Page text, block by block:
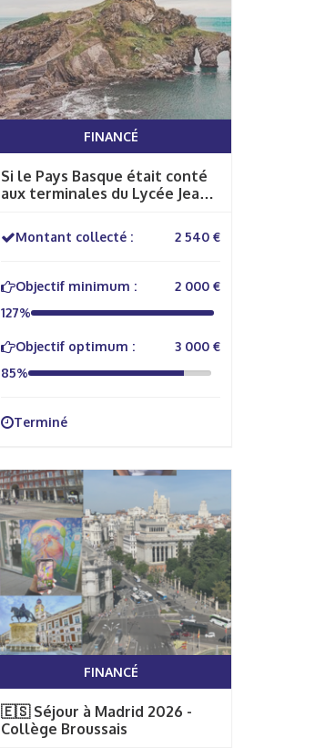
FINANCÉ
Si le Pays Basque était conté
aux terminales du Lycée Jean
Montant collecté : 2 540 €
Objectif minimum :
2 000 €
127%
Objectif optimum :
3 000 €
85%
Terminé
FINANCÉ
🇪🇸 Séjour à Madrid 2026 -
Collège Broussais